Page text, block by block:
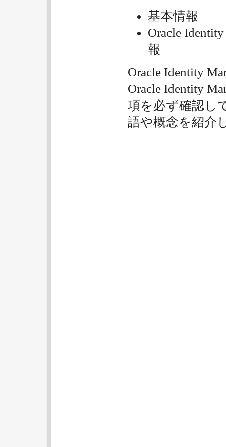
基本情報
Oracle
報
Oracle Identity
Oracle Identity
項を必ず確認し
語や概念を紹介